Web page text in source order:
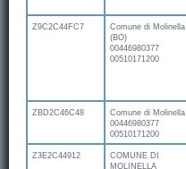
Z9C2C44FC7
Comune di Molinella
(BO)
00446980377
00510171200
ZBD2C46C48
Comune di Molinella
00446980377
00510171200
Z3E2C44912
COMUNE DI
MOLINELLA